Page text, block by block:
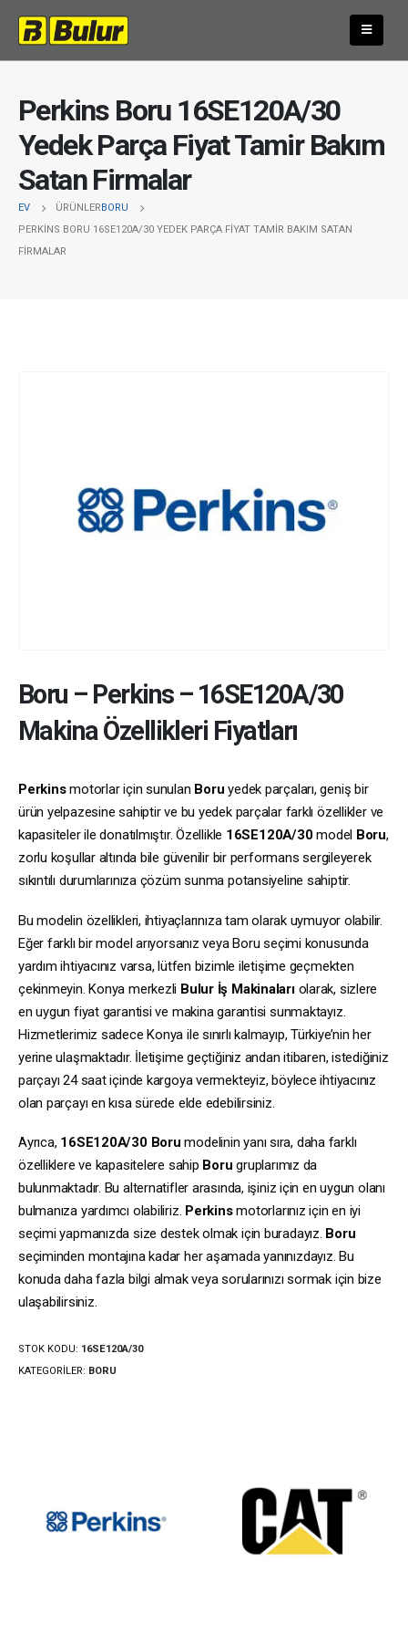
Perkins Boru 16SE120A/30
Yedek Parça Fiyat Tamir Bakım
Satan Firmalar
EV ÜRÜNLERBORU
PERKINS BORU 16SE120A/30 YEDEK PARÇA FIYAT TAMIR BAKIM SATAN
FIRMALAR
Boru – Perkins– 16SE120A/30
Makina Özellikleri Fiyatları
Perkinsmotorlar için sunulan Boru yedek parçaları, geniş bir
ürün yelpazesine sahiptir ve bu yedek parçalar farklı özellikler ve
kapasiteler ile donatılmıştır. Özellikle 16SE120A/30model Boru,
zorlu koşullar altında bile güvenilir bir performans sergileyerek
sıkıntılı durumlarınıza çözüm sunma potansiyeline sahiptir.
Bu modelin özellikleri, ihtiyaçlarınıza tam olarak uymuyor olabilir.
Eğer farklı bir model arıyorsanız veya Boru seçimi konusunda
yardım ihtiyacınız varsa, lütfen bizimle iletişime geçmekten
çekinmeyin. Konya merkezli Bulur İş Makinalarıolarak, sizlere
en uygun fiyat garantisi ve makina garantisi sunmaktayız.
Hizmetlerimiz sadece Konya ile sınırlı kalmayıp, Türkiye’nin her
yerine ulaşmaktadır. İletişime geçtiğiniz andan itibaren, istediğiniz
parçayı 24 saat içinde kargoya vermekteyiz, böylece ihtiyacınız
olan parçayı en kısa sürede elde edebilirsiniz.
Ayrıca, 16SE120A/30 Boru modelinin yanı sıra, daha farklı
özelliklere ve kapasitelere sahip Boru gruplarımız da
bulunmaktadır. Bu alternatifler arasında, işiniz için en uygun olanı
bulmanıza yardımcı olabiliriz. Perkinsmotorlarınız için en iyi
seçimi yapmanızda size destek olmak için buradayız. Boru
seçiminden montajına kadar her aşamada yanınızdayız. Bu
konuda daha fazla bilgi almak veya sorularınızı sormak için bize
ulaşabilirsiniz.
STOK KODU: 16SE120A/30
KATEGORILER: BORU